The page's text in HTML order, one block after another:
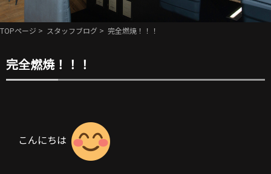
TOPページ > スタッフブログ > 完全燃焼！！！
完全燃焼！！！
こんにちは